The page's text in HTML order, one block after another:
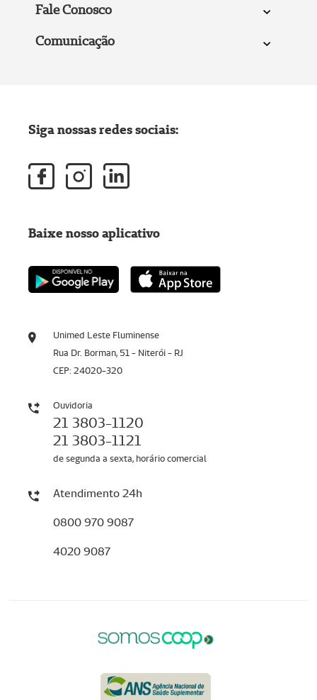
Fale Conosco
Comunicação
Unimed Leste Fluminense
Rua Dr. Borman, 51 - Niterói - RJ
CEP: 24020-320
Ouvidoria
21 3803-1120
21 3803-1121
de segunda a sexta, horário comercial
Atendimento 24h
0800 970 9087
4020 9087
Siga nossas redes sociais:
Baixe nosso aplicativo